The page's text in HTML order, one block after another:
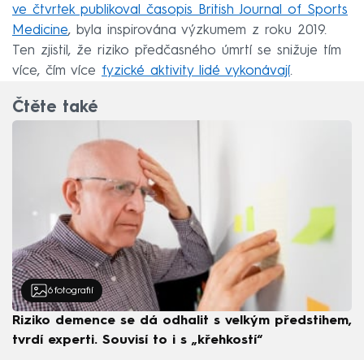
ve čtvrtek publikoval časopis British Journal of Sports
Medicine, byla inspirována výzkumem z roku 2019.
Ten zjistil, že riziko předčasného úmrtí se snižuje tím
více, čím více fyzické aktivity lidé vykonávají.
Čtěte také
6 fotografií
Riziko demence se dá odhalit s velkým předstihem,
tvrdí experti. Souvisí to i s „křehkostí“